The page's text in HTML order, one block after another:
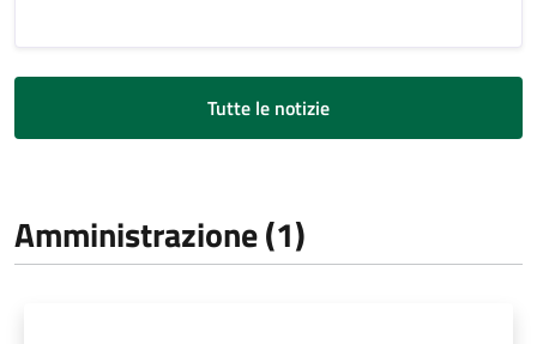
Tutte le notizie
Amministrazione (1)